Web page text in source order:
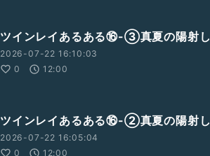
ツインレイあるある⑯-③真夏の陽射し
2026-07-22 16:10:03
0
12:00
ツインレイあるある⑯-②真夏の陽射し
2026-07-22 16:05:04
0
12:00